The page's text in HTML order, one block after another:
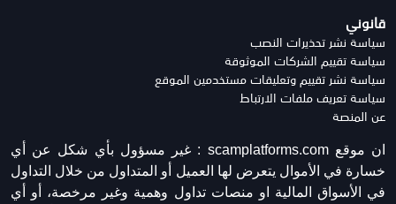
قانوني
سياسة نشر تحذيرات النصب
سياسة تقييم الشركات الموثوقة
سياسة نشر تقييم وتعليقات مستخدمين الموقع
سياسة تعريف ملفات الارتباط
عن المنصة
ان موقع scamplatforms.com :
غير مسؤول بأي شكل عن أي
خسارة في الأموال يتعرض لها العميل أو المتداول من خلال التداول
في الأسواق المالية او منصات تداول وهمية وغير مرخصة، أو أي